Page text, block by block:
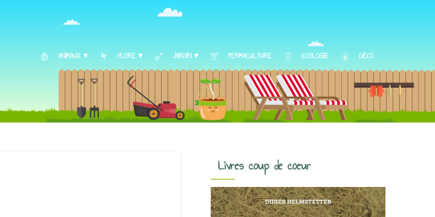
ANIMAUX ▾ FLORE ▾ JARDIN ▾ PERMACULTURE ECOLOGIE DÉCO
Livres coup de coeur